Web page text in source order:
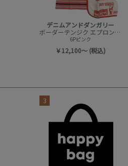
デニムアンドダンガリー
ボーダーテンジク エプロンツキ L/S TEE(8分袖)
6Pピンク
￥12,100～ (税込)
3